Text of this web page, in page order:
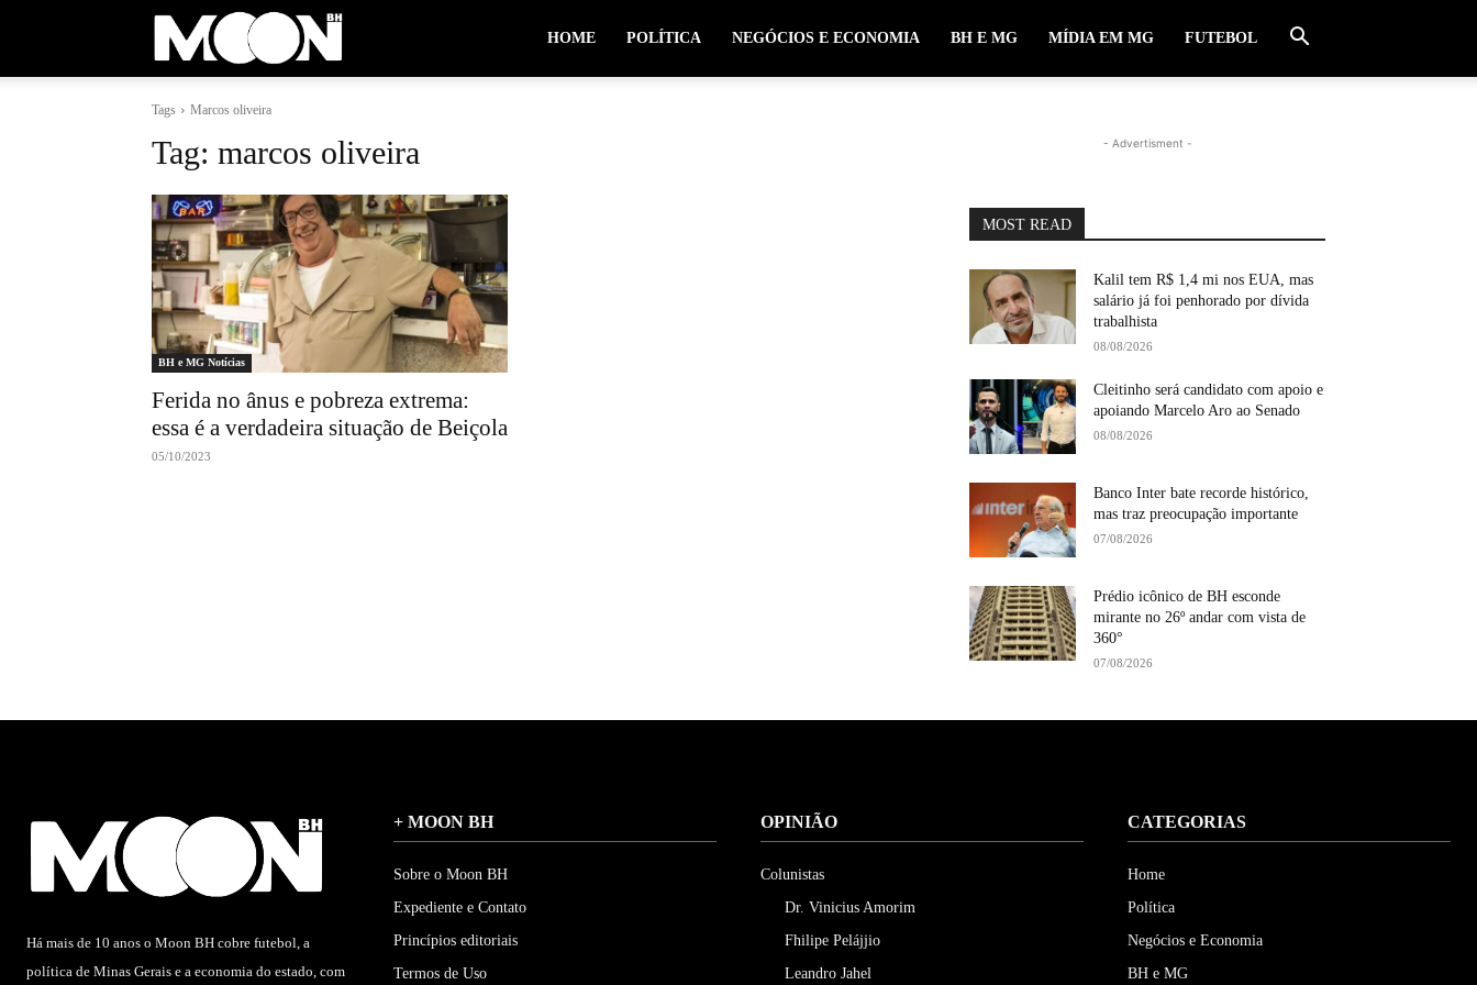
HOME POLÍTICA NEGÓCIOS E ECONOMIA BH E MG MÍDIA EM MG FUTEBOL
Tags Marcos oliveira
Tag: marcos oliveira
BH e MG Notícias
Ferida no ânus e pobreza extrema:
essa é a verdadeira situação de Beiçola
05/10/2023
- Advertisment -
MOST READ
Kalil tem R$ 1,4 mi nos EUA, mas
salário já foi penhorado por dívida
trabalhista
08/08/2026
Cleitinho será candidato com apoio e
apoiando Marcelo Aro ao Senado
08/08/2026
Banco Inter bate recorde histórico,
mas traz preocupação importante
07/08/2026
Prédio icônico de BH esconde
mirante no 26º andar com vista de
360°
07/08/2026
Há mais de 10 anos o Moon BH cobre futebol, a
política de Minas Gerais e a economia do estado, com
+ MOON BH
Sobre o Moon BH
Expediente e Contato
Princípios editoriais
Termos de Uso
OPINIÃO
Colunistas
Dr. Vinicius Amorim
Fhilipe Pelájjio
Leandro Jahel
CATEGORIAS
Home
Política
Negócios e Economia
BH e MG